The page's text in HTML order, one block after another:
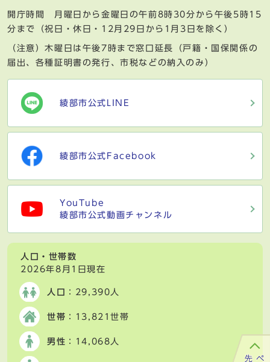
開庁時間 月曜日から金曜日の午前8時30分から午後5時15
分まで（祝日・休日・12月29日から1月3日を除く）
（注意）木曜日は午後7時まで窓口延長（戸籍・国保関係の
届出、各種証明書の発行、市税などの納入のみ）
綾部市公式LINE
綾部市公式Facebook
YouTube
綾部市公式動画チャンネル
人口・世帯数
2026年8月1日現在
人口 ：29,390人
世帯 ：13,821世帯
男性 ：14,068人